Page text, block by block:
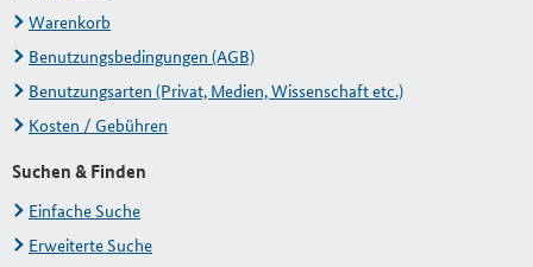
Warenkorb
Benutzungsbedingungen (AGB)
Benutzungsarten (Privat, Medien, Wissenschaft etc.)
Kosten / Gebühren
Suchen & Finden
Einfache Suche
Erweiterte Suche